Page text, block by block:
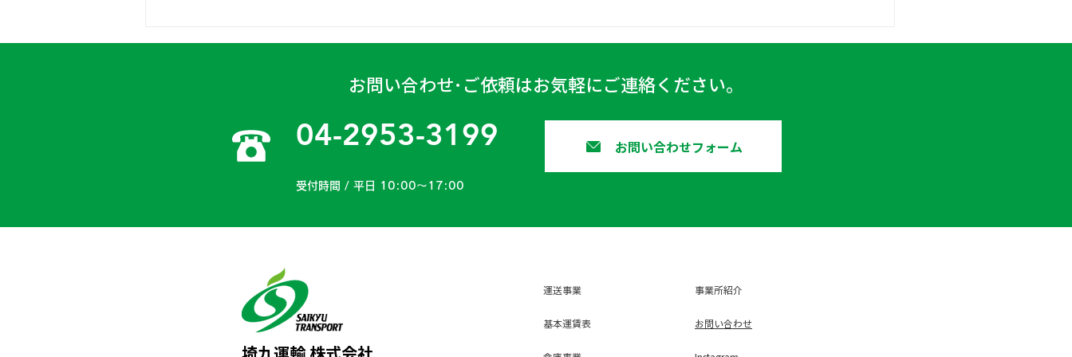
ろんプライベートでも交通安全へ
の意識を高めるため、...
お問い合わせ･ご依頼はお気軽にご連絡ください。
04-2953-3199
受付時間 / 平日 10:00〜17:00
お問い合わせフォーム
運送事業
基本運賃表
事業所紹介
お問い合わせ